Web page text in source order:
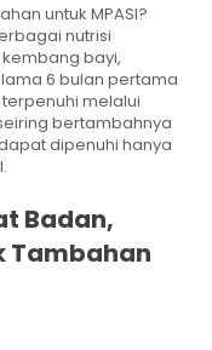
untuk MPASI?
nutrisi
bayi,
6 bulan pertama
melalui
bertambahnya
dipenuhi hanya
Badan,
Tambahan